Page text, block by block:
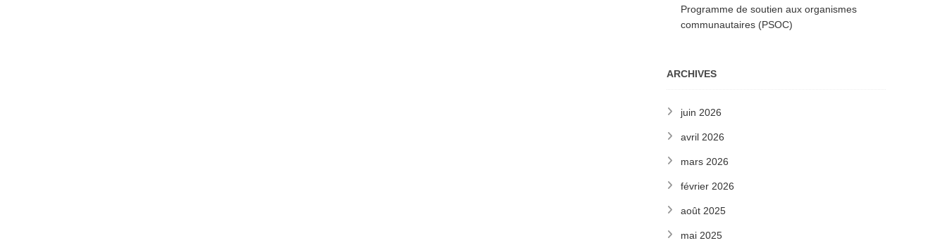
Programme de soutien aux organismes
communautaires (PSOC)
ARCHIVES
juin 2026
avril 2026
mars 2026
février 2026
août 2025
mai 2025